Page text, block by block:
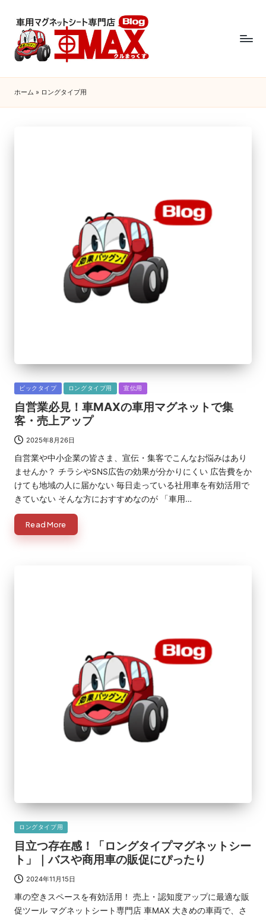
ホーム » ロングタイプ用
Posted
in
ビックタイプ ロングタイプ用 宣伝用
自営業必見！車MAXの車用マグネットで集
客・売上アップ
2025年8月26日
自営業や中小企業の皆さま、宣伝・集客でこんなお悩みはあり
ませんか？ チラシやSNS広告の効果が分かりにくい 広告費をか
けても地域の人に届かない 毎日走っている社用車を有効活用で
きていない そんな方におすすめなのが 「車用…
Read More
Posted
in
ロングタイプ用
目立つ存在感！「ロングタイプマグネットシー
ト」｜バスや商用車の販促にぴったり
2024年11月15日
車の空きスペースを有効活用！ 売上・認知度アップに最適な販
促ツール マグネットシート専門店 車MAX 大きめの車両で、さ